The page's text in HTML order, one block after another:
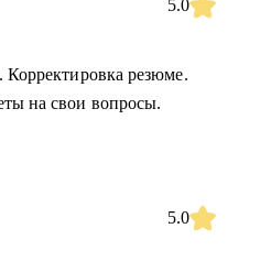
5.0
Корректировка резюме.
на свои вопросы.
5.0